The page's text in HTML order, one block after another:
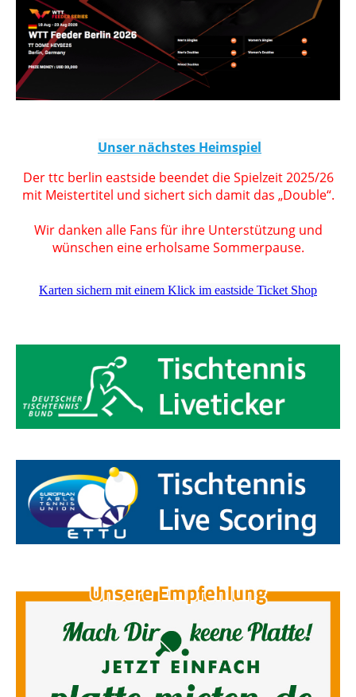
Unser nächstes Heimspiel
Der ttc berlin eastside beendet die Spielzeit 2025/26
mit Meistertitel und sichert sich damit das „Double“.
Wir danken alle Fans für ihre Unterstützung und
wünschen eine erholsame Sommerpause.
Karten sichern mit einem Klick im eastside Ticket Shop